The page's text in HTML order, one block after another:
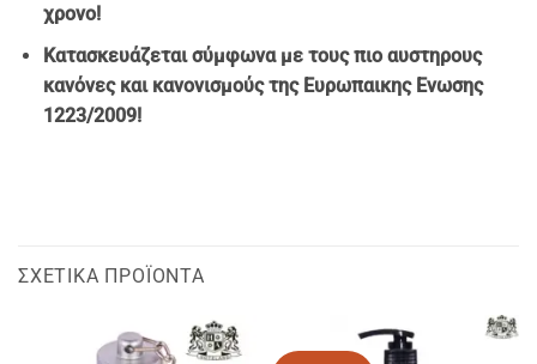
χρονο!
Κατασκευάζεται σύμφωνα με τους πιο αυστηρους
κανόνες και κανονισμούς της Ευρωπαικης Ενωσης
1223/2009!
ΣΧΕΤΙΚΆ ΠΡΟΪΌΝΤΑ